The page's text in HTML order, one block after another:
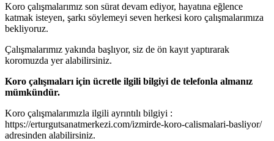
Koro çalışmalarımız son sürat devam ediyor, hayatına eğlence
katmak isteyen, şarkı söylemeyi seven herkesi koro çalışmalarımıza
bekliyoruz.
Çalışmalarımız yakında başlıyor, siz de ön kayıt yaptırarak
koromuzda yer alabilirsiniz.
Koro çalışmaları için ücretle ilgili bilgiyi de telefonla almanız
mümkündür.
Koro çalışmalarımızla ilgili ayrıntılı bilgiyi :
https://erturgutsanatmerkezi.com/izmirde-koro-calismalari-basliyor/
adresinden alabilirsiniz.